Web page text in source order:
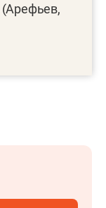
(Арефьев,